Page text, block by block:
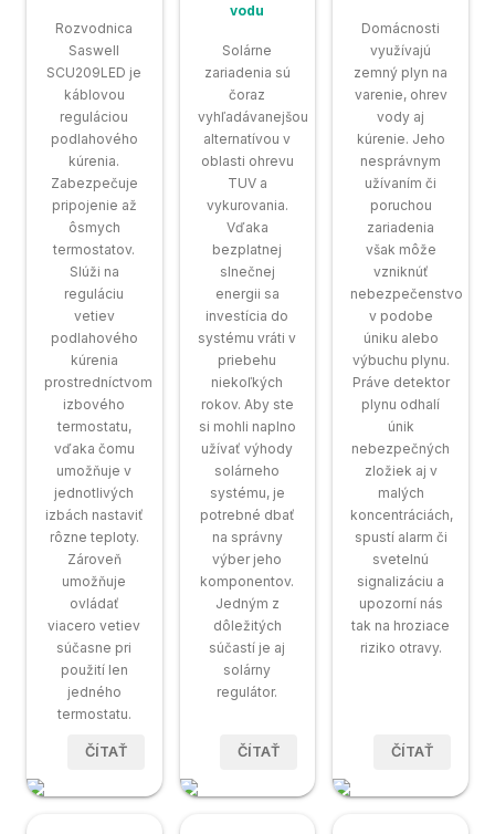
Rozvodnica
Saswell
SCU209LED je
káblovou
reguláciou
podlahového
kúrenia.
Zabezpečuje
pripojenie až
ôsmych
termostatov.
Slúži na
reguláciu
vetiev
podlahového
kúrenia
prostredníctvom
izbového
termostatu,
vďaka čomu
umožňuje v
jednotlivých
izbách nastaviť
rôzne teploty.
Zároveň
umožňuje
ovládať
viacero vetiev
súčasne pri
použití len
jedného
termostatu.
ČÍTAŤ
vodu
Solárne
zariadenia sú
čoraz
vyhľadávanejšou
alternatívou v
oblasti ohrevu
TUV a
vykurovania.
Vďaka
bezplatnej
slnečnej
energii sa
investícia do
systému vráti v
priebehu
niekoľkých
rokov. Aby ste
si mohli naplno
užívať výhody
solárneho
systému, je
potrebné dbať
na správny
výber jeho
komponentov.
Jedným z
dôležitých
súčastí je aj
solárny
regulátor.
ČÍTAŤ
Domácnosti
využívajú
zemný plyn na
varenie, ohrev
vody aj
kúrenie. Jeho
nesprávnym
užívaním či
poruchou
zariadenia
však môže
vzniknúť
nebezpečenstvo
v podobe
úniku alebo
výbuchu plynu.
Práve detektor
plynu odhalí
únik
nebezpečných
zložiek aj v
malých
koncentráciách,
spustí alarm či
svetelnú
signalizáciu a
upozorní nás
tak na hroziace
riziko otravy.
ČÍTAŤ